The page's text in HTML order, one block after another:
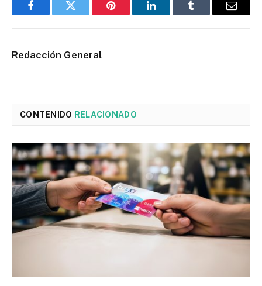
FacebookTwitter Pinterest LinkedInTumblr Email
Redacción General
CONTENIDO RELACIONADO